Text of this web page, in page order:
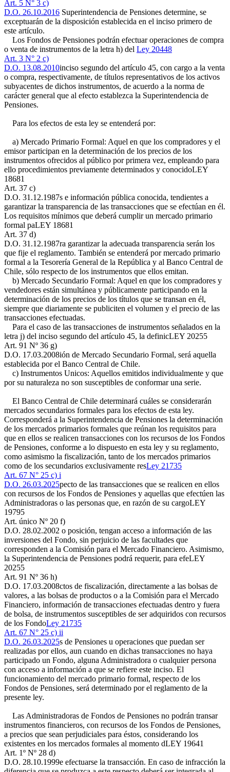
Art. 5 N° 3 c)
D.O. 26.10.2016 Superintendencia de Pensiones determine, se
exceptuarán de la disposición establecida en el inciso primero de
este artículo.
Los Fondos de Pensiones podrán efectuar operaciones de compra
o venta de instrumentos de la letra h) del Ley 20448
Art. 3 N° 2 c)
D.O. 13.08.2010inciso segundo del artículo 45, con cargo a la venta
o compra, respectivamente, de títulos representativos de los activos
subyacentes de dichos instrumentos, de acuerdo a la norma de
carácter general que al efecto establezca la Superintendencia de
Pensiones.
Para los efectos de esta ley se entenderá por:
a) Mercado Primario Formal: Aquel en que los compradores y el
emisor participan en la determinación de los precios de los
instrumentos ofrecidos al público por primera vez, empleando para
ello procedimientos previamente determinados y conocidoLEY
18681
Art. 37 c)
D.O. 31.12.1987s e información pública conocida, tendientes a
garantizar la transparencia de las transacciones que se efectúan en él.
Los requisitos mínimos que deberá cumplir un mercado primario
formal paLEY 18681
Art. 37 d)
D.O. 31.12.1987ra garantizar la adecuada transparencia serán los
que fije el reglamento. También se entenderá por mercado primario
formal a la Tesorería General de la República y al Banco Central de
Chile, sólo respecto de los instrumentos que ellos emitan.
b) Mercado Secundario Formal: Aquel en que los compradores y
vendedores están simultánea y públicamente participando en la
determinación de los precios de los títulos que se transan en él,
siempre que diariamente se publiciten el volumen y el precio de las
transacciones efectuadas.
Para el caso de las transacciones de instrumentos señalados en la
letra j) del inciso segundo del artículo 45, la definicLEY 20255
Art. 91 Nº 36 g)
D.O. 17.03.2008ión de Mercado Secundario Formal, será aquella
establecida por el Banco Central de Chile.
c) Instrumentos Unicos: Aquellos emitidos individualmente y que
por su naturaleza no son susceptibles de conformar una serie.
El Banco Central de Chile determinará cuáles se considerarán
mercados secundarios formales para los efectos de esta ley.
Corresponderá a la Superintendencia de Pensiones la determinación
de los mercados primarios formales que reúnan los requisitos para
que en ellos se realicen transacciones con los recursos de los Fondos
de Pensiones, conforme a lo dispuesto en esta ley y su reglamento,
como asimismo la fiscalización, tanto de los mercados primarios
como de los secundarios exclusivamente resLey 21735
Art. 67 N° 25 c) i
D.O. 26.03.2025pecto de las transacciones que se realicen en ellos
con recursos de los Fondos de Pensiones y aquellas que efectúen las
Administradoras o las personas que, en razón de su cargoLEY
19795
Art. único Nº 20 f)
D.O. 28.02.2002 o posición, tengan acceso a información de las
inversiones del Fondo, sin perjuicio de las facultades que
corresponden a la Comisión para el Mercado Financiero. Asimismo,
la Superintendencia de Pensiones podrá requerir, para efeLEY
20255
Art. 91 Nº 36 h)
D.O. 17.03.2008ctos de fiscalización, directamente a las bolsas de
valores, a las bolsas de productos o a la Comisión para el Mercado
Financiero, información de transacciones efectuadas dentro y fuera
de bolsa, de instrumentos susceptibles de ser adquiridos con recursos
de los FondoLey 21735
Art. 67 N° 25 c) ii
D.O. 26.03.2025s de Pensiones u operaciones que puedan ser
realizadas por ellos, aun cuando en dichas transacciones no haya
participado un Fondo, alguna Administradora o cualquier persona
con acceso a información a que se refiere este inciso. El
funcionamiento del mercado primario formal, respecto de los
Fondos de Pensiones, será determinado por el reglamento de la
presente ley.
Las Administradoras de Fondos de Pensiones no podrán transar
instrumentos financieros, con recursos de los Fondos de Pensiones,
a precios que sean perjudiciales para éstos, considerando los
existentes en los mercados formales al momento dLEY 19641
Art. 1º Nº 28 d)
D.O. 28.10.1999e efectuarse la transacción. En caso de infracción la